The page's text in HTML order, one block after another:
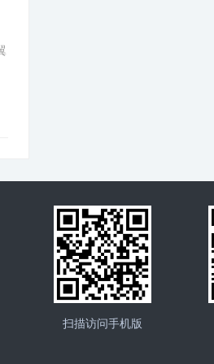
扫描访问手机版